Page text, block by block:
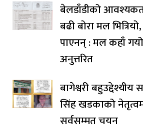
बेलडाँडीको
बढी बोरा मल
पाएनन् : मल कहाँ
अनुत्तरित
बागेश्वरी बहुउद्देश्यीय
सिंह खडकाको
सर्वसम्मत चयन